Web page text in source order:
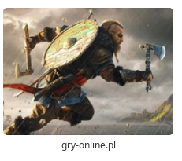
gry-online.pl